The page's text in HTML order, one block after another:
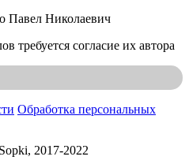
Павел Николаевич
требуется согласие их автора
Обработка персональных
2017-2022